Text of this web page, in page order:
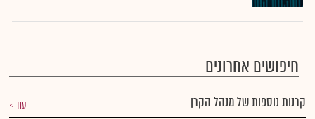
חיפושים אחרונים
קרנות נוספות של מנהל הקרן עוד